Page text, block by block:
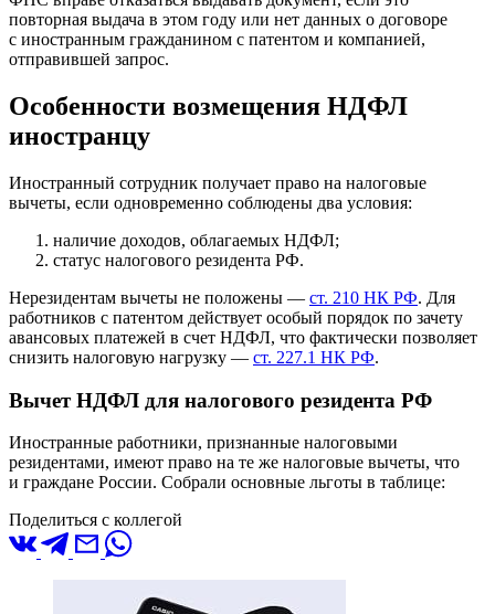
повторная выдача в этом году или нет данных о договоре
с иностранным гражданином с патентом и компанией,
отправившей запрос.
Особенности возмещения НДФЛ
иностранцу
Иностранный сотрудник получает право на налоговые
вычеты, если одновременно соблюдены два условия:
наличие доходов, облагаемых НДФЛ;
статус налогового резидента РФ.
Нерезидентам вычеты не положены — ст. 210 НК РФ. Для
работников с патентом действует особый порядок по зачету
авансовых платежей в счет НДФЛ, что фактически позволяет
снизить налоговую нагрузку — ст. 227.1 НК РФ.
Вычет НДФЛ для налогового резидента РФ
Иностранные работники, признанные налоговыми
резидентами, имеют право на те же налоговые вычеты, что
и граждане России. Собрали основные льготы в таблице:
Поделиться с коллегой